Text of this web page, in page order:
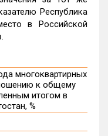
Республика
в Российской